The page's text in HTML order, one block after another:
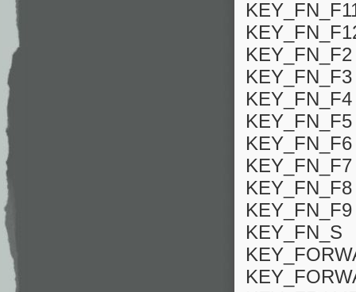
KEY_FN_F2
KEY_FN_F3
KEY_FN_F4
KEY_FN_F5
KEY_FN_F6
KEY_FN_F7
KEY_FN_F8
KEY_FN_F9
KEY_FN_S